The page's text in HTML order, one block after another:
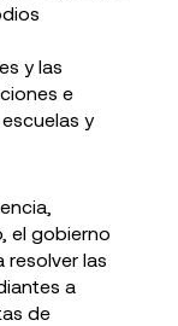
y las
e
y
el gobierno
las
a
de